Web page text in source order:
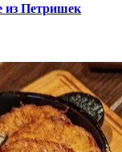
из Петришек